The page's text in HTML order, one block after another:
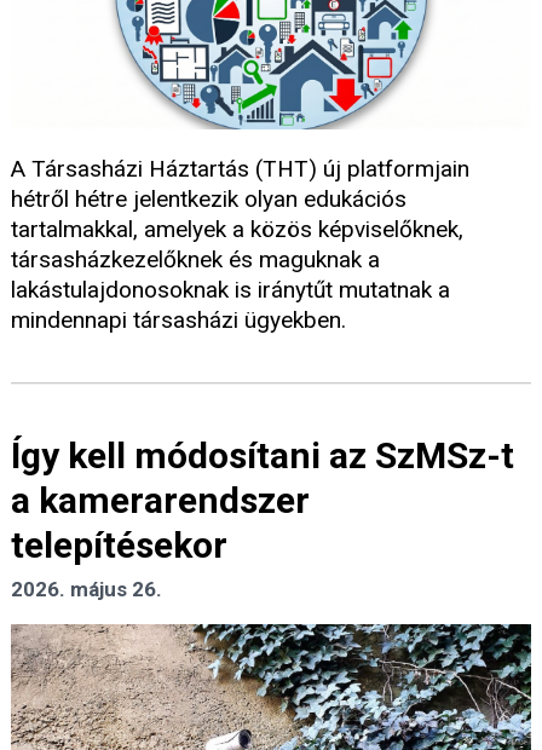
A Társasházi Háztartás (THT) új platformjain
hétről hétre jelentkezik olyan edukációs
tartalmakkal, amelyek a közös képviselőknek,
társasházkezelőknek és maguknak a
lakástulajdonosoknak is iránytűt mutatnak a
mindennapi társasházi ügyekben.
Így kell módosítani az SzMSz-t
a kamerarendszer
telepítésekor
2026. május 26.